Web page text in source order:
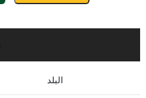
البلد